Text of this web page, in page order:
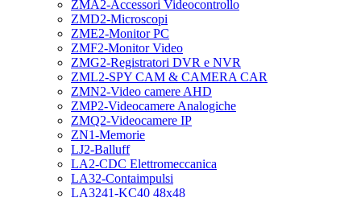
ZMA2-Accessori Videocontrollo
ZMD2-Microscopi
ZME2-Monitor PC
ZMF2-Monitor Video
ZMG2-Registratori DVR e NVR
ZML2-SPY CAM & CAMERA CAR
ZMN2-Video camere AHD
ZMP2-Videocamere Analogiche
ZMQ2-Videocamere IP
ZN1-Memorie
LJ2-Balluff
LA2-CDC Elettromeccanica
LA32-Contaimpulsi
LA3241-KC40 48x48